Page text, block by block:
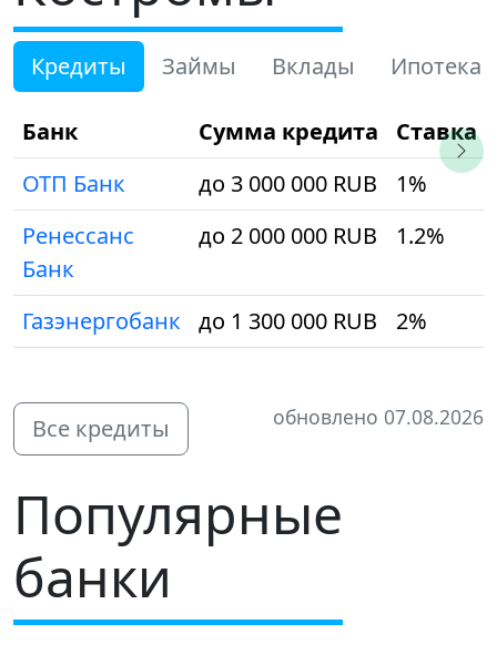
Кредиты Займы Вклады Ипотека
Банк Сумма кредита
Ставка
ОТП Банк
до 3 000 000 RUB
1%
Ренессанс
Банк
до 2 000 000 RUB 1.2%
Газэнергобанк до 1 300 000 RUB 2%
Все кредиты обновлено 07.08.2026
Популярные
банки